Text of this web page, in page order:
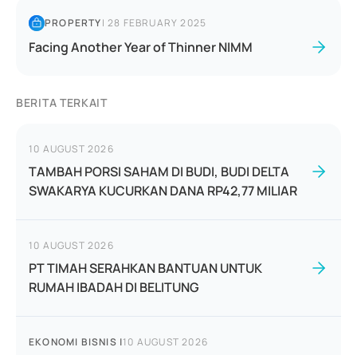
PROPERTY|28 FEBRUARY 2025
Facing Another Year of Thinner NIMM
BERITA TERKAIT
10 AUGUST 2026
TAMBAH PORSI SAHAM DI BUDI, BUDI DELTA
SWAKARYA KUCURKAN DANA RP42,77 MILIAR
10 AUGUST 2026
PT TIMAH SERAHKAN BANTUAN UNTUK
RUMAH IBADAH DI BELITUNG
EKONOMI BISNIS |10 AUGUST 2026